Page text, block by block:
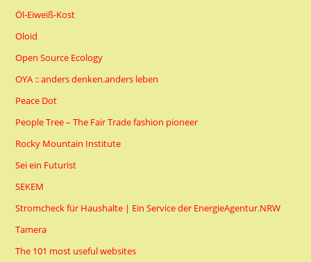
Öl-Eiweiß-Kost
Oloid
Open Source Ecology
OYA :: anders denken.anders leben
Peace Dot
People Tree – The Fair Trade fashion pioneer
Rocky Mountain Institute
Sei ein Futurist
SEKEM
Stromcheck für Haushalte | Ein Service der EnergieAgentur.NRW
Tamera
The 101 most useful websites